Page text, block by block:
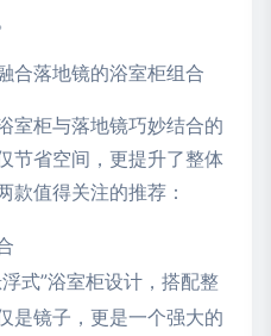
合落地镜的浴室柜组合
室柜与落地镜巧妙结合的
节省空间，更提升了整体
款值得关注的推荐：
浮式”浴室柜设计，搭配整
是镜子，更是一个强大的